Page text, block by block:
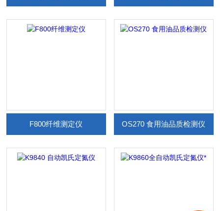
F800纤维测定仪 OS270 食用油品质检测仪